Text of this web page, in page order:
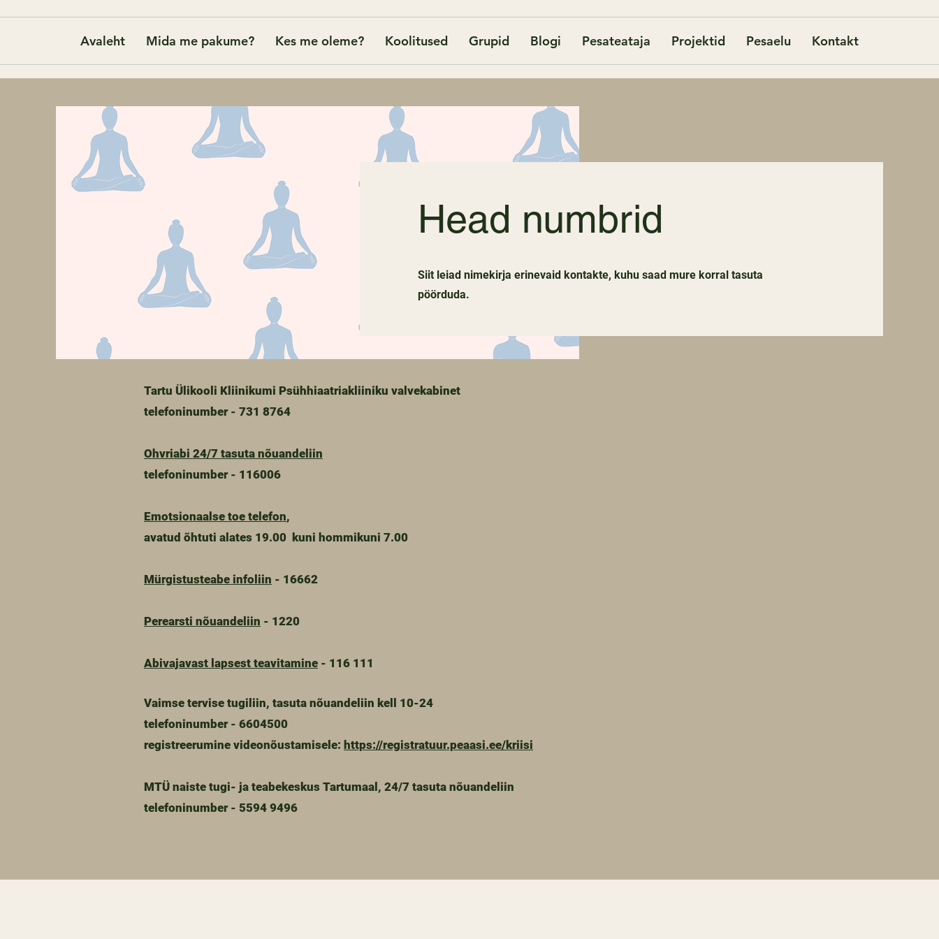
Avaleht Mida me pakume? Kes me oleme? Koolitused Grupid Blogi Pesateataja Projektid Pesaelu Kontakt
Head numbrid
Siit leiad nimekirja erinevaid kontakte, kuhu saad mure korral tasuta
pöörduda.
Tartu Ülikooli Kliinikumi Psühhiaatriakliiniku valvekabinet
telefoninumber - 731 8764
Ohvriabi 24/7 tasuta nõuandeliin
telefoninumber - 116006
Emotsionaalse toe telefon,
avatud õhtuti alates 19.00 kuni hommikuni 7.00
Mürgistusteabe infoliin - 16662
Perearsti nõuandeliin - 1220
Abivajavast lapsest teavitamine - 116 111
Vaimse tervise tugiliin, tasuta nõuandeliin kell 10-24
telefoninumber - 6604500
registreerumine videonõustamisele: https://registratuur.peaasi.ee/kriisi
MTÜ naiste tugi- ja teabekeskus Tartumaal, 24/7 tasuta nõuandeliin
telefoninumber - 5594 9496